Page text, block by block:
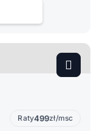
Raty499zł/msc